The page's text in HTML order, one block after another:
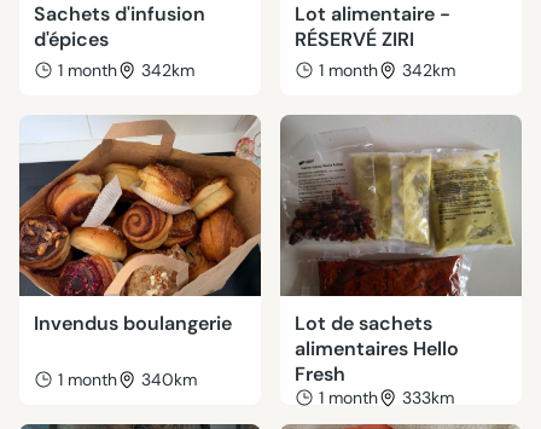
Sachets d'infusion
d'épices
1 month 342km
Lot alimentaire -
RÉSERVÉ ZIRI
1 month 342km
Invendus boulangerie
1 month 340km
Lot de sachets
alimentaires Hello
Fresh
1 month 333km